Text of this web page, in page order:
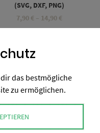
(SVG, DXF, PNG)
7,90 € – 14,90 €
das bestmögliche
zu ermöglichen.